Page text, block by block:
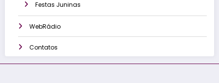
Festas Juninas
WebRádio
Contatos